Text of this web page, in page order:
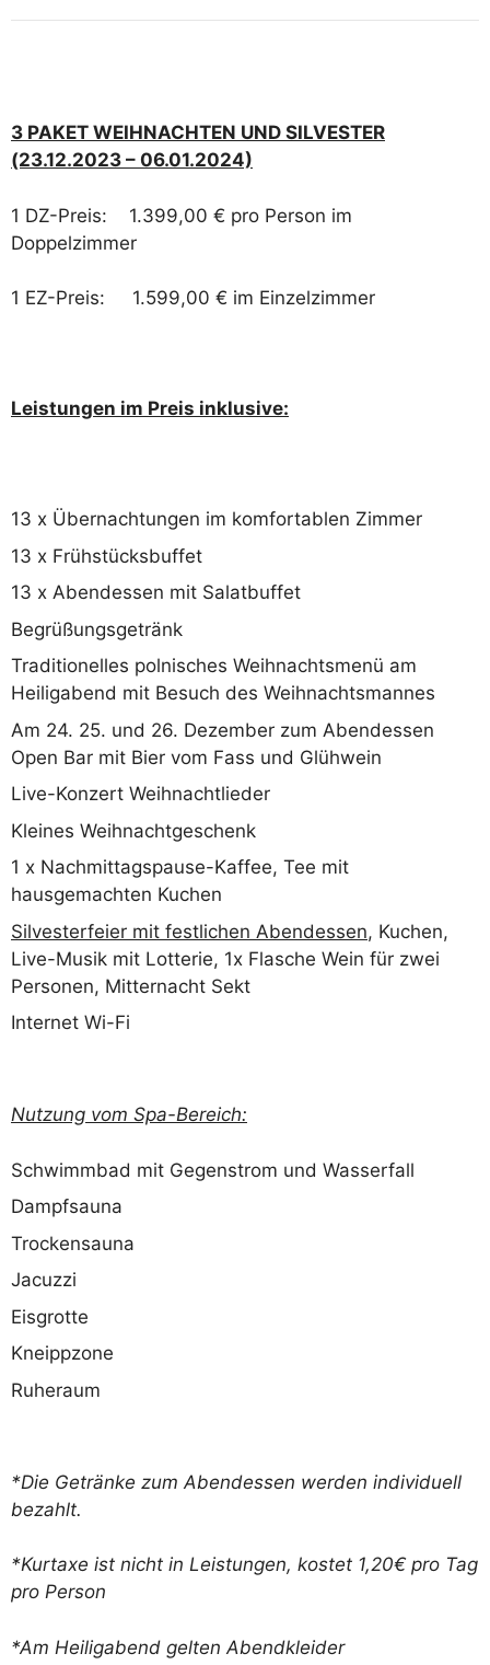
3 PAKET WEIHNACHTEN UND SILVESTER
(23.12.2023 – 06.01.2024)
1 DZ-Preis: 1.399,00 € pro Person im
Doppelzimmer
1 EZ-Preis: 1.599,00 € im Einzelzimmer
Leistungen im Preis inklusive:
13 x Übernachtungen im komfortablen Zimmer
13 x Frühstücksbuffet
13 x Abendessen mit Salatbuffet
Begrüßungsgetränk
Traditionelles polnisches Weihnachtsmenü am
Heiligabend mit Besuch des Weihnachtsmannes
Am 24. 25. und 26. Dezember zum Abendessen
Open Bar mit Bier vom Fass und Glühwein
Live-Konzert Weihnachtlieder
Kleines Weihnachtgeschenk
1 x Nachmittagspause-Kaffee, Tee mit
hausgemachten Kuchen
Silvesterfeier mit festlichen Abendessen, Kuchen,
Live-Musik mit Lotterie, 1x Flasche Wein für zwei
Personen, Mitternacht Sekt
Internet Wi-Fi
Nutzung vom Spa-Bereich:
Schwimmbad mit Gegenstrom und Wasserfall
Dampfsauna
Trockensauna
Jacuzzi
Eisgrotte
Kneippzone
Ruheraum
*Die Getränke zum Abendessen werden individuell
bezahlt.
*Kurtaxe ist nicht in Leistungen, kostet 1,20€ pro Tag
pro Person
*Am Heiligabend gelten Abendkleider